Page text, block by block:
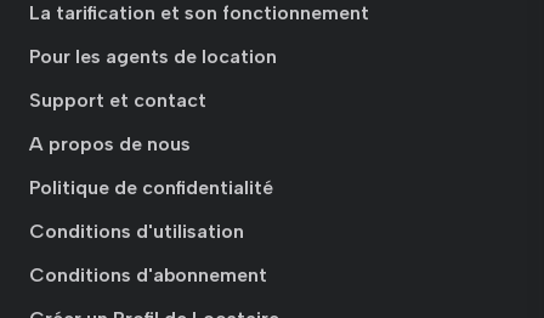
La tarification et son fonctionnement
Pour les agents de location
Support et contact
A propos de nous
Politique de confidentialité
Conditions d'utilisation
Conditions d'abonnement